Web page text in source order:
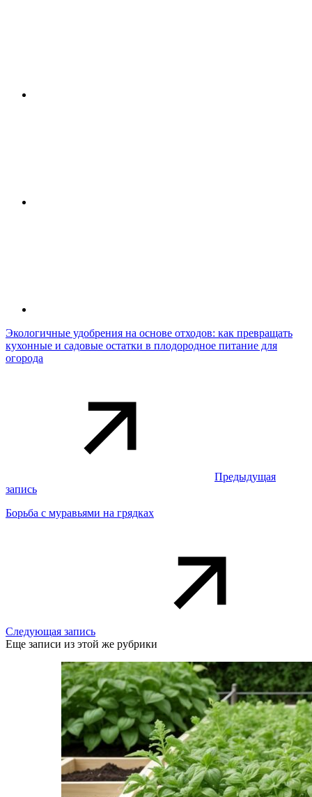
Экологичные удобрения на основе отходов: как превращать
кухонные и садовые остатки в плодородное питание для
огорода
Предыдущая
запись
Борьба с муравьями на грядках
Следующая запись
Еще записи из этой же рубрики